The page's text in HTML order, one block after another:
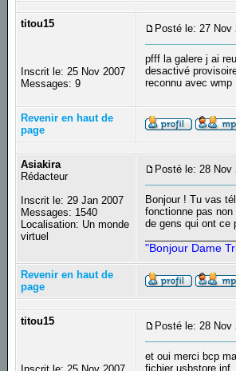
titou15
Inscrit le: 25 Nov 2007
Messages: 9
Posté le: 27 Nov
pfff la galere j ai
desactivé
reconnu avec
Revenir en haut de
page
Asiakira
Rédacteur
Inscrit le: 29 Jan 2007
Messages: 1540
Localisation: Un monde
virtuel
Posté le: 28 Nov
Bonjour ! Tu vas
fonctionne pas
de gens qui ont ce
"Bonjour Dame
Revenir en haut de
page
titou15 Posté le: 28 Nov
et oui merci bcp
fichier